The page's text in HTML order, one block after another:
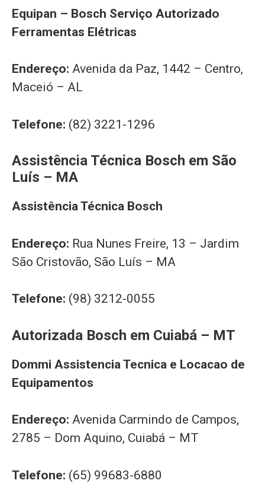
Equipan – Bosch Serviço Autorizado
Ferramentas Elétricas
Endereço: Avenida da Paz, 1442 – Centro,
Maceió – AL
Telefone: (82) 3221-1296
Assistência Técnica Bosch em São
Luís – MA
Assistência Técnica Bosch
Endereço: Rua Nunes Freire, 13 – Jardim
São Cristovão, São Luís – MA
Telefone: (98) 3212-0055
Autorizada Bosch em Cuiabá – MT
Dommi Assistencia Tecnica e Locacao de
Equipamentos
Endereço: Avenida Carmindo de Campos,
2785 – Dom Aquino, Cuiabá – MT
Telefone: (65) 99683-6880